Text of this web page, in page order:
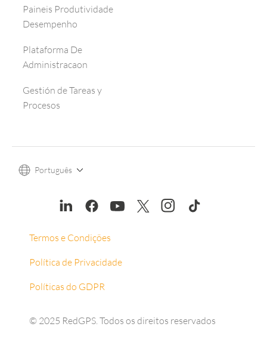
Paineis Produtividade
Desempenho
Plataforma De
Administracaon
Gestión de Tareas y
Procesos
Português
Termos e Condições
Política de Privacidade
Políticas do GDPR
© 2025 RedGPS. Todos os direitos reservados